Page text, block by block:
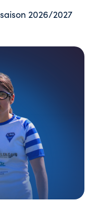
2026/2027